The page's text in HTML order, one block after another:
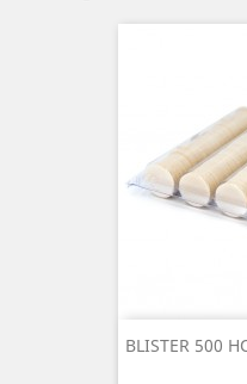
BLISTER 500